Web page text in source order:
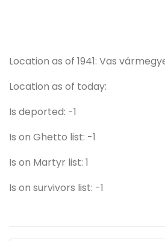
Location as of 1941: Vas
Location as of today:
Is deported: -1
Is on Ghetto list: -1
Is on Martyr list: 1
Is on survivors list: -1